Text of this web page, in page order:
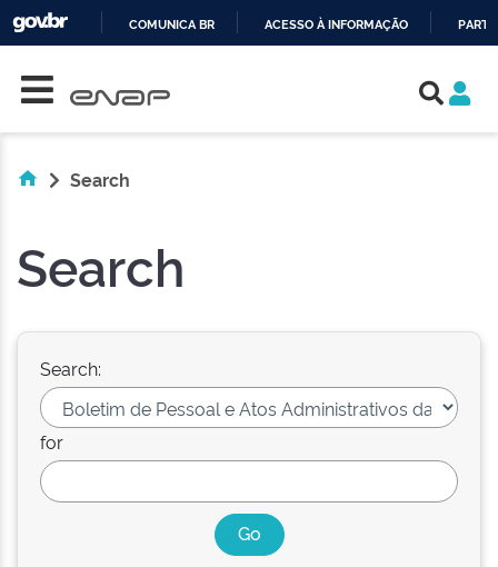
COMUNICA BR ACESSO À INFORMAÇÃO
Search
Search
Search:
for